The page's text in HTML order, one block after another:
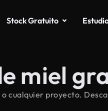
Stock Gratuito
miel
cualquier proyecto.